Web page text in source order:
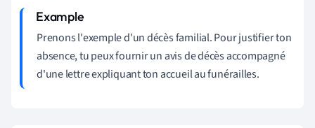
Prenons l'exemple d'un décès familial. Pour justifier ton
absence, tu peux fournir un avis de décès accompagné
d'une lettre expliquant ton accueil au funérailles.